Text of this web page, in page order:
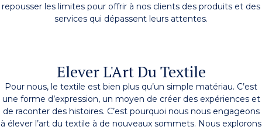
repousser les limites pour offrir à nos clients des produits et des
services qui dépassent leurs attentes.
Elever L'Art Du Textile
Pour nous, le textile est bien plus qu’un simple matériau. C’est
une forme d’expression, un moyen de créer des expériences et
de raconter des histoires. C’est pourquoi nous nous engageons
à élever l’art du textile à de nouveaux sommets. Nous explorons